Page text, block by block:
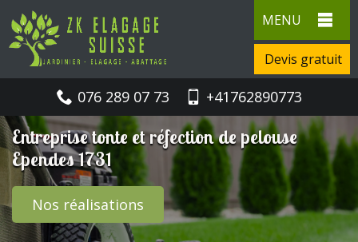
MENU
Devis gratuit
076 289 07 73 +41762890773
Entreprise tonte et réfection de pelouse
Ependes 1731
Nos réalisations